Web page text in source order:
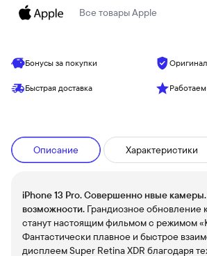
Все товарыApple
Бонусы за покупки
Быстрая доставка
Описание Характеристики
iPhone 13 Pro. Совершенно нвые
возможности. Грандиозное обновление
станут настоящим фильмом с режимом
Фантастически плавное и быстрое
дисплеем Super Retina XDR благодаря